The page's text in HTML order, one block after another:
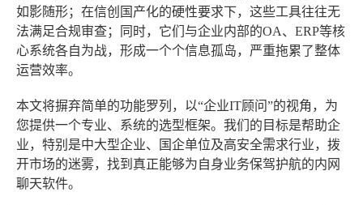
如影随形；在信创国产化的硬性要求下，这些工具往往无
法满足合规审查；同时，它们与企业内部的OA、ERP等核
心系统各自为战，形成一个个信息孤岛，严重拖累了整体
运营效率。
本文将摒弃简单的功能罗列，以“企业IT顾问”的视角，为
您提供一个专业、系统的选型框架。我们的目标是帮助企
业，特别是中大型企业、国企单位及高安全需求行业，拨
开市场的迷雾，找到真正能够为自身业务保驾护航的内网
聊天软件。